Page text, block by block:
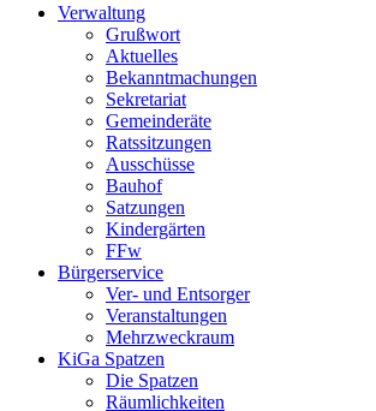
Verwaltung
Grußwort
Aktuelles
Bekanntmachungen
Sekretariat
Gemeinderäte
Ratssitzungen
Ausschüsse
Bauhof
Satzungen
Kindergärten
FFw
Bürgerservice
Ver- und Entsorger
Veranstaltungen
Mehrzweckraum
KiGa Spatzen
Die Spatzen
Räumlichkeiten